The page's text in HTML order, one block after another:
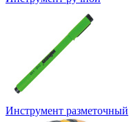
Инструмент разметочный